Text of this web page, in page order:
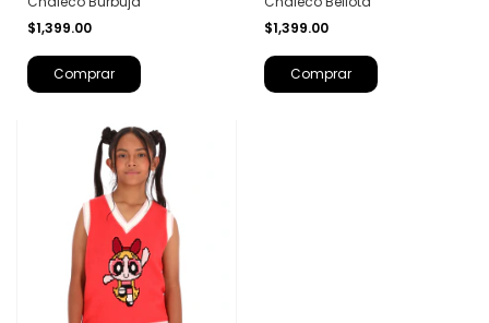
$1,399.00
Comprar
$1,399.00
Comprar